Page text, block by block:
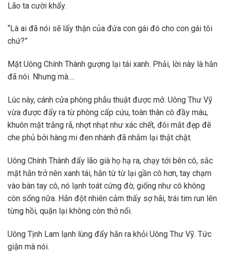
Lão ta cười khẩy.
“Là ai đã nói sẽ lấy thận của đứa con gái đó cho con gái tôi
chứ?”
Mặt Uông Chính Thành gượng lại tái xanh. Phải, lời này là hắn
đã nói. Nhưng mà….
Lúc này, cánh cửa phòng phẫu thuật được mở. Uông Thư Vỹ
vừa được đẩy ra từ phòng cấp cứu, toàn thân cô đầy máu,
khuôn mặt trắng rã, nhợt nhạt như xác chết, đôi mắt đẹp đẽ
che phủ bởi hàng mi đen nhánh đã nhắm lại thật chặt.
Uông Chính Thành đẩy lão già họ hạ ra, chạy tới bên cô, sắc
mặt hắn trở nên xanh tái, hắn từ từ lại gần cô hơn, tay chạm
vào bàn tay cô, nó lạnh toát cứng đờ, giống như cô không
còn sống nữa. Hắn đột nhiên cảm thấy sợ hãi, trái tim run lên
từng hồi, quặn lại không còn thở nổi.
Uông Tịnh Lam lạnh lùng đẩy hắn ra khỏi Uông Thư Vỹ. Tức
giận mà nói.